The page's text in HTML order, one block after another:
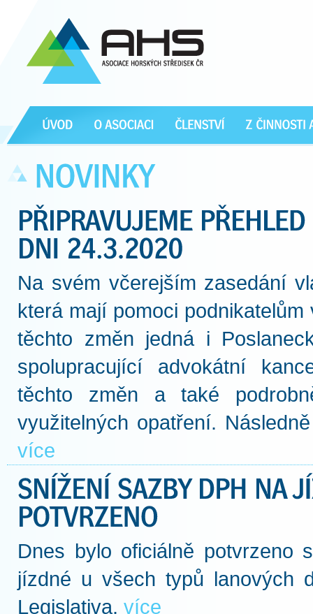
Na svém včerejším zasedání
která mají pomoci
těchto změn jedná i
spolupracující advokátní
těchto změn a také
využitelných opatření.
více
Dnes bylo oficiálně
jízdné u všech typů lanových
Legislativa. více